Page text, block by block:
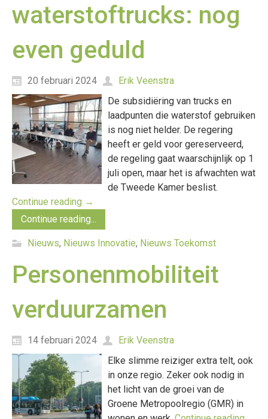
waterstoftrucks: nog
even geduld
20 februari 2024
Erik Veenstra
De subsidiëring van trucks en
laadpunten die waterstof gebruiken
is nog niet helder. De regering
heeft er geld voor gereserveerd,
de regeling gaat waarschijnlijk op 1
juli open, maar het is afwachten wat
de Tweede Kamer beslist.
Continue reading →
Continue reading...
Nieuws, Nieuws Innovatie, Nieuws Toekomst
Personenmobiliteit
verduurzamen
14 februari 2024
Erik Veenstra
Elke slimme reiziger extra telt, ook
in onze regio. Zeker ook nodig in
het licht van de groei van de
Groene Metropoolregio (GMR) in